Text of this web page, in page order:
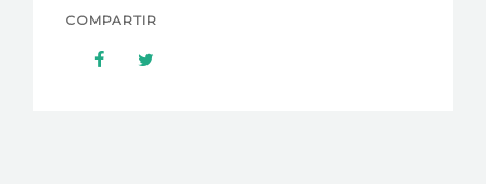
COMPARTIR